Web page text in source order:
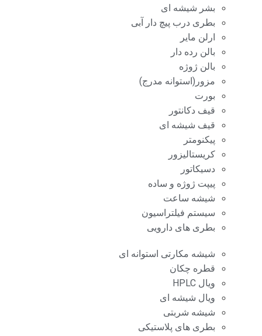
بشر شیشه ای
بطری درب پیچ دار آبی
ارلن مایر
بالن رده دار
بالن ژوژه
مزور(استوانه مدرج)
بورت
قیف دکانتور
قیف شیشه ای
پیکنومتر
کریستالیزور
دسیکاتور
پیپت ژوژه و ساده
شیشه ساعت
سیستم فیلتراسیون
بطری های دارویی
شیشه مکارتی استوانه ای
قطره چکان
ویال HPLC
ویال شیشه ای
شیشه شربتی
بطری های پلاستیکی